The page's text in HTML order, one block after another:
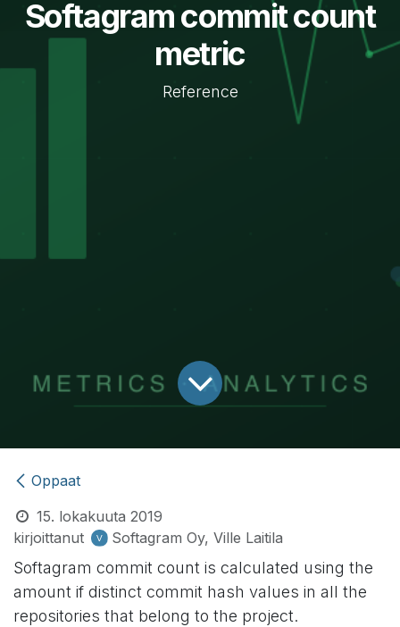
Softagram commit count
metric
Reference
Oppaat
15. lokakuuta 2019
kirjoittanut
Softagram Oy, Ville Laitila
Softagram commit count is calculated using the
amount if distinct commit hash values in all the
repositories that belong to the project.